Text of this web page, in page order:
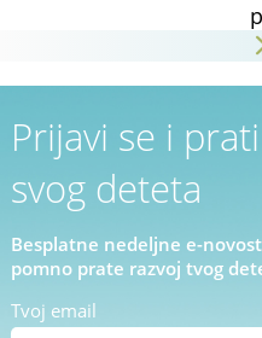
Prijavi se i
svog deteta
Besplatne nedeljne e-
pomno prate razvoj tvog
Tvoj email